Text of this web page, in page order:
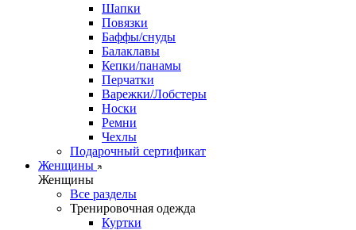
Шапки
Повязки
Баффы/снуды
Балаклавы
Кепки/панамы
Перчатки
Варежки/Лобстеры
Носки
Ремни
Чехлы
Подарочный сертификат
Женщины
Женщины
Все разделы
Тренировочная одежда
Куртки